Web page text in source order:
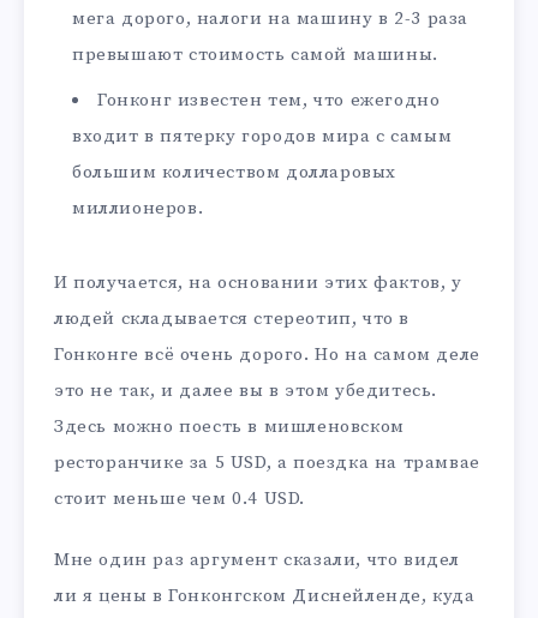
мега дорого, налоги на машину в 2-3 раза
превышают стоимость самой машины.
Гонконг известен тем, что ежегодно
входит в пятерку городов мира с самым
большим количеством долларовых
миллионеров.
И получается, на основании этих фактов, у
людей складывается стереотип, что в
Гонконге всё очень дорого. Но на самом деле
это не так, и далее вы в этом убедитесь.
Здесь можно поесть в мишленовском
ресторанчике за 5 USD, а поездка на трамвае
стоит меньше чем 0.4 USD.
Мне один раз аргумент сказали, что видел
ли я цены в Гонконгском Диснейленде, куда